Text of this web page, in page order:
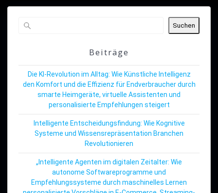
Suchen
Beiträge
Die KI-Revolution im Alltag: Wie Künstliche Intelligenz
den Komfort und die Effizienz für Endverbraucher durch
smarte Heimgeräte, virtuelle Assistenten und
personalisierte Empfehlungen steigert
Intelligente Entscheidungsfindung: Wie Kognitive
Systeme und Wissensrepräsentation Branchen
Revolutionieren
„Intelligente Agenten im digitalen Zeitalter: Wie
autonome Softwareprogramme und
Empfehlungssysteme durch maschinelles Lernen